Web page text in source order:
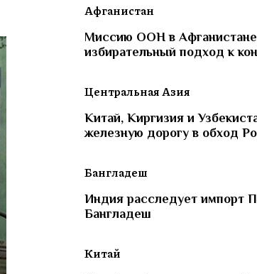
Афганистан
Миссию ООН в Афганистане
избирательный подход к
Центральная Азия
Китай, Киргизия и
железную дорогу в обход
Бангладеш
Индия расследует импорт
Бангладеш
Китай